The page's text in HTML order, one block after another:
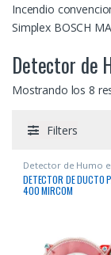
Incendio
Simplex BOSCH
Detector de
Mostrando los 8
Filters
Detector de Humo
DETECTOR DE DUCTO
400 MIRCOM